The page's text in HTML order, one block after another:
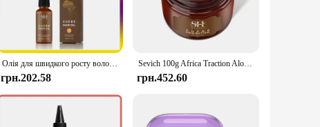
Олія для швидкого росту волосся African Crazy Traction Alopecia Chebe Hair Mask Anti Hair Break Hair Strengthener Hair Loss Treatment Spray
грн.202.58
Sevich 100g Africa Traction Alopecia Chebe Hair Butter Moisturize & Protect Natural Hair Strong Hair Root Hair Loss Treatment
грн.452.60